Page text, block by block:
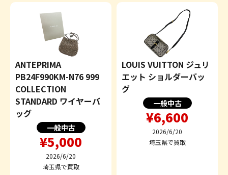
ANTEPRIMA
PB24F990KM-N76 999
COLLECTION
STANDARD ワイヤーバ
ッグ
一般中古
¥5,000
2026/6/20
埼玉県で買取
LOUIS VUITTON ジュリ
エット ショルダーバッ
グ
一般中古
¥6,600
2026/6/20
埼玉県で買取